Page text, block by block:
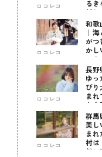
ロコレコ
るき
新し
ロコレコ
和歌
｜
がつ
かし
に
ロコレコ
長野
ゆっ
びり
まれ
た
しい
ロコレコ
群馬
美し
ま
村
然に